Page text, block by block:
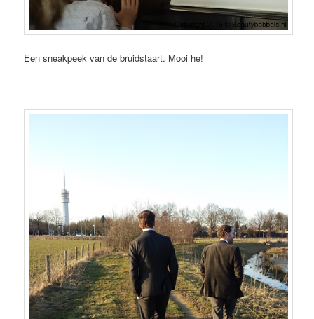
Een sneakpeek van de bruidstaart. Mooi he!